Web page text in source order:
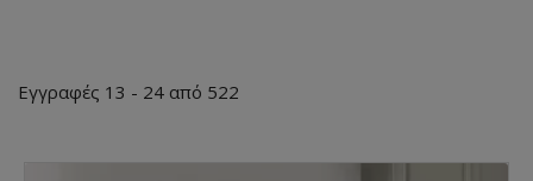
Εγγραφές 13 - 24 από 522